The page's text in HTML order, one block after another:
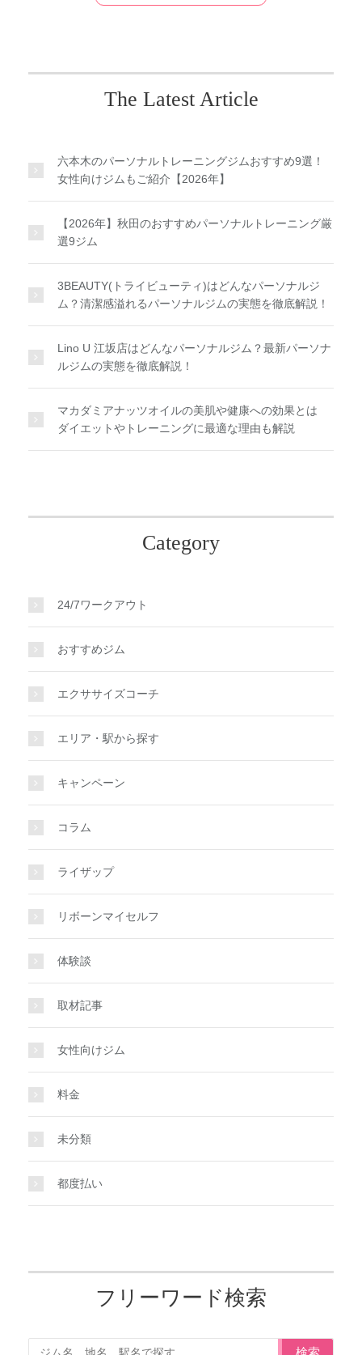
The Latest Article
六本木のパーソナルトレーニングジムおすすめ9選！
女性向けジムもご紹介【2026年】
【2026年】秋田のおすすめパーソナルトレーニング厳
選9ジム
3BEAUTY(トライビューティ)はどんなパーソナルジ
ム？清潔感溢れるパーソナルジムの実態を徹底解説！
Lino U 江坂店はどんなパーソナルジム？最新パーソナ
ルジムの実態を徹底解説！
マカダミアナッツオイルの美肌や健康への効果とは
ダイエットやトレーニングに最適な理由も解説
Category
24/7ワークアウト
おすすめジム
エクササイズコーチ
エリア・駅から探す
キャンペーン
コラム
ライザップ
リボーンマイセルフ
体験談
取材記事
女性向けジム
料金
未分類
都度払い
フリーワード検索
検索